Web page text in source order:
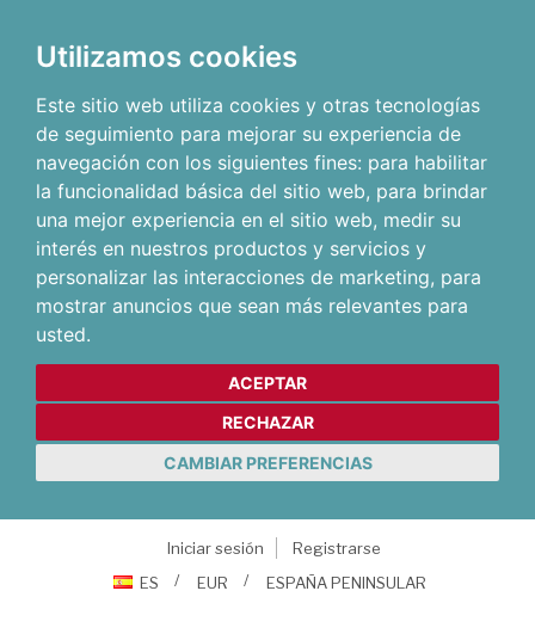
Utilizamos cookies
Este sitio web utiliza cookies y otras tecnologías
de seguimiento para mejorar su experiencia de
navegación con los siguientes fines: para habilitar
la funcionalidad básica del sitio web, para brindar
una mejor experiencia en el sitio web, medir su
interés en nuestros productos y servicios y
personalizar las interacciones de marketing, para
mostrar anuncios que sean más relevantes para
usted.
ACEPTAR
RECHAZAR
CAMBIAR PREFERENCIAS
Iniciar sesión
Registrarse
ES
EUR ESPAÑA PENINSULAR